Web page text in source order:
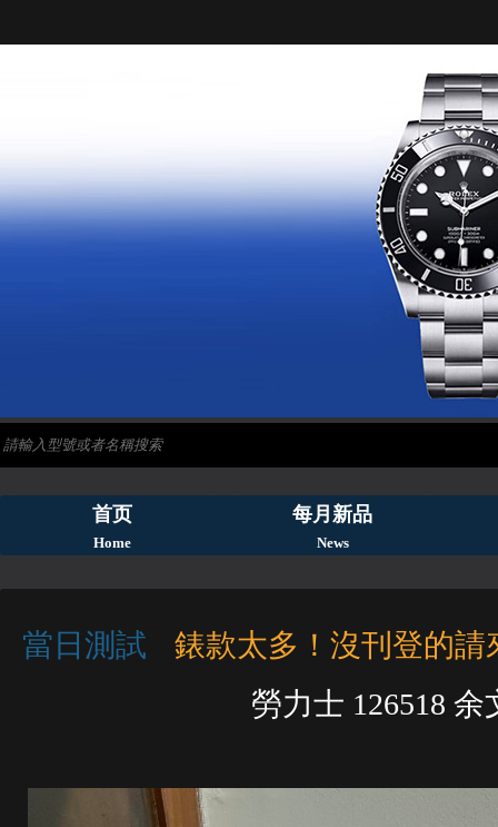
首页
Home
每月新品
News
當日測試
錶款太多！沒刊登的請
勞力士 126518